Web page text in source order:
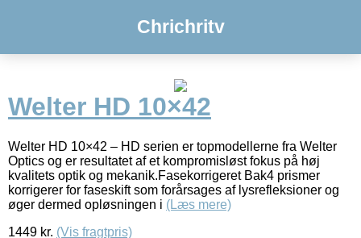
Chrichritv
Welter HD 10×42
Welter HD 10×42 – HD serien er topmodellerne fra Welter
Optics og er resultatet af et kompromisløst fokus på høj
kvalitets optik og mekanik.Fasekorrigeret Bak4 prismer
korrigerer for faseskift som forårsages af lysrefleksioner og
øger dermed opløsningen i (Læs mere)
1449 kr. (Vis fragtpris)